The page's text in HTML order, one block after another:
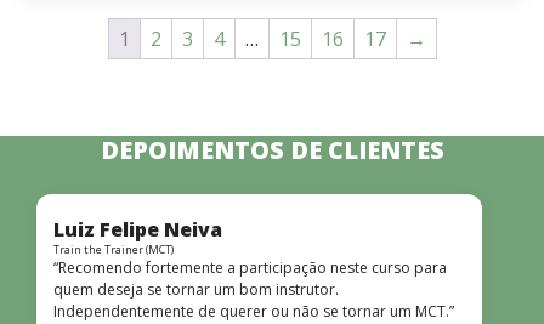
1 2 3 4 … 15 16 17 →
DEPOIMENTOS DE CLIENTES
Luiz Felipe Neiva
Train the Trainer (MCT)
“Recomendo fortemente a participação neste curso para
quem deseja se tornar um bom instrutor.
Independentemente de querer ou não se tornar um MCT.”